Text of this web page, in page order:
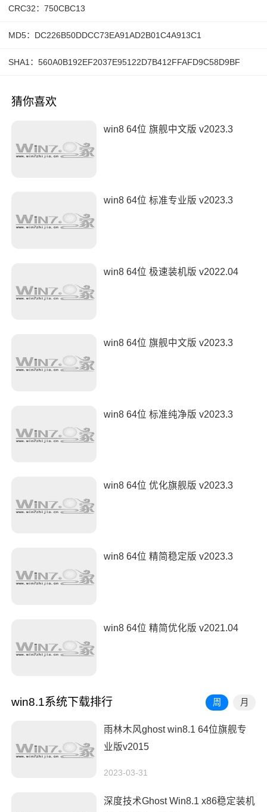
CRC32：750CBC13
MD5：DC226B50DDCC73EA91AD2B01C4A913C1
SHA1：560A0B192EF2037E95122D7B412FFAFD9C58D9BF
猜你喜欢
win8 64位 旗舰中文版 v2023.3
win8 64位 标准专业版 v2023.3
win8 64位 极速装机版 v2022.04
win8 64位 旗舰中文版 v2023.3
win8 64位 标准纯净版 v2023.3
win8 64位 优化旗舰版 v2023.3
win8 64位 精简稳定版 v2023.3
win8 64位 精简优化版 v2021.04
win8.1系统下载排行 周 月
雨林木风ghost win8.1 64位旗舰专
业版v2015
2023-03-31
深度技术Ghost Win8.1 x86稳定装机